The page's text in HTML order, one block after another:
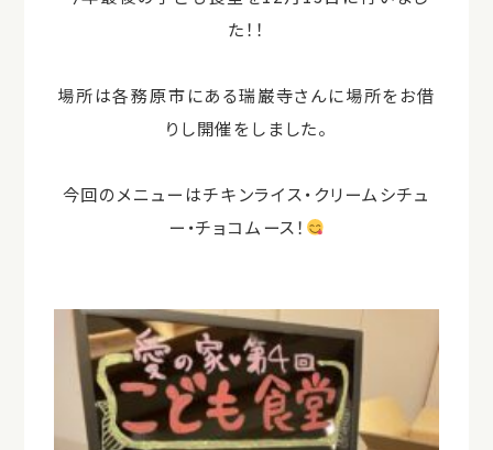
た！！
場所は各務原市にある瑞巌寺さんに場所をお借
りし開催をしました。
今回のメニューはチキンライス・クリームシチュ
ー・チョコムース！